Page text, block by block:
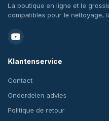
La boutique en ligne et le
compatibles pour le nettoyage,
Klantenservice
Contact
Onderdelen advies
Politique de retour